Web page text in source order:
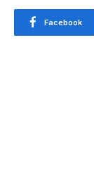
Facebook